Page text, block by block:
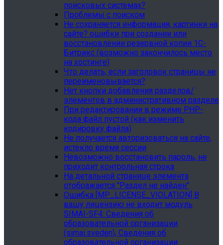
поисковых системах?
Проблемы с поиском
Не сохраняется информация, картинки на
сайте? ошибки при создании или
восстановлении резервной копии 1С-
Битрикс (возможно закончилось место
на хостинге)
Что делать, если заголовок страницы не
переименовывается?
Нет кнопки добавления разделов/
элементов в административном разделе
При редактировании в режиме PHP-
кода файл пустой (как изменить
кодировку файла)
Не получается авторизоваться на сайте,
истекло время сессии
Невозможно восстановить пароль, не
приходит контрольная строка
На детальной странице элемента
отображается "Раздел не найден"
Ошибка [MP_LICENSE_VIOLATION] В
вашу лицензию не входит модуль
SIMAI-SF4: Сведения об
образовательной организации
(simai.sveden), Сведения об
образовательной организации